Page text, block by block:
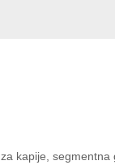
kapije,